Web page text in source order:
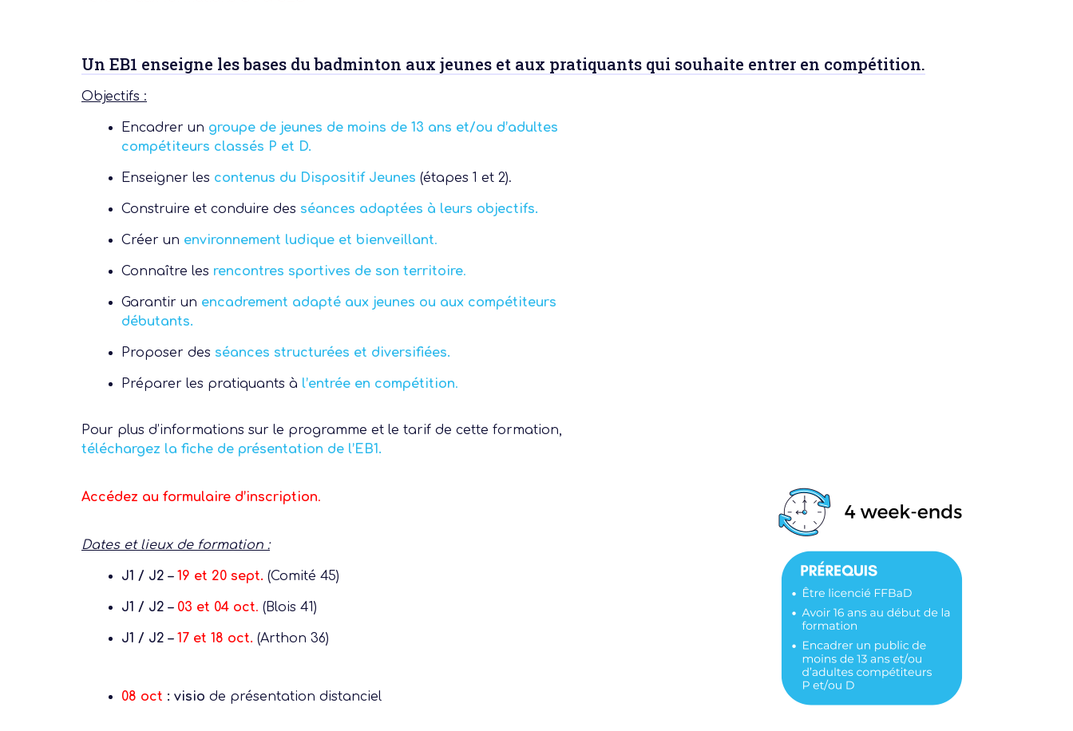
Ligue
Construire
Notre dernière actu :
Assemblée Générale
2026
Un EB1 enseigne les bases du badminton aux jeunes et aux pratiquants qui souhaite entrer en compétition.
Objectifs :
Encadrer un groupe de jeunes de moins de 13 ans et/ou d’adultes
compétiteurs classés P et D.
Enseigner les contenus du Dispositif Jeunes (étapes 1 et 2).
Construire et conduire des séances adaptées à leurs objectifs.
Créer un environnement ludique et bienveillant.
Connaître les rencontres sportives de son territoire.
Garantir un encadrement adapté aux jeunes ou aux compétiteurs
débutants.
Proposer des séances structurées et diversifiées.
Préparer les pratiquants à l’entrée en compétition.
Pour plus d’informations sur le programme et le tarif de cette formation,
téléchargez la fiche de présentation de l’EB1.
Accédez au formulaire d’inscription.
Dates et lieux de formation :
J1 / J2 – 19 et 20 sept. (Comité 45)
J1 / J2 – 03 et 04 oct. (Blois 41)
J1 / J2 – 17 et 18 oct. (Arthon 36)
08 oct : visio de présentation distanciel